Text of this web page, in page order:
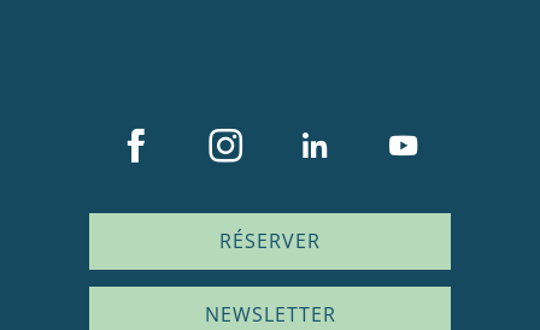
RÉSERVER
NEWSLETTER